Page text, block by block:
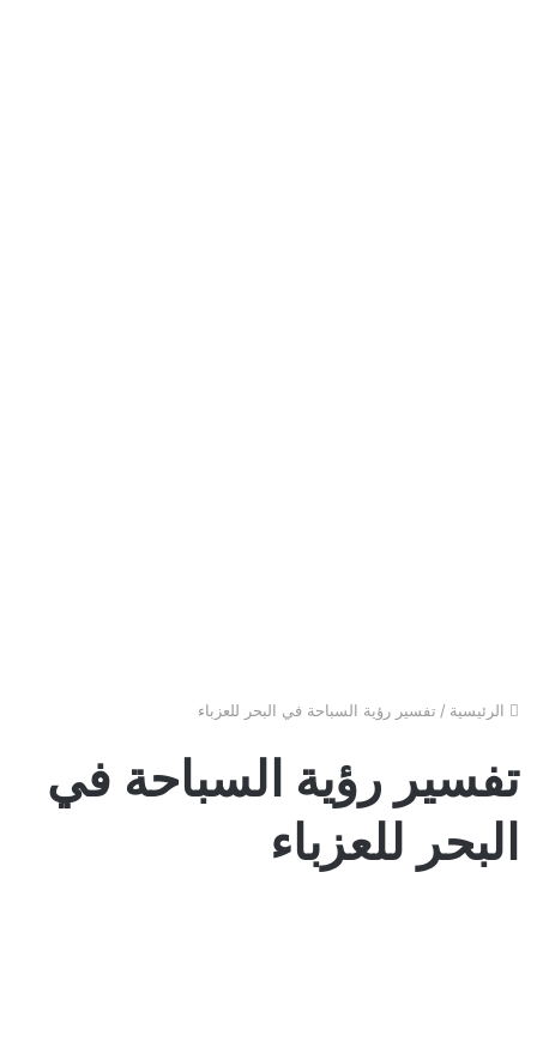
الرئيسية / تفسير رؤية السباحة في البحر للعزباء
تفسير رؤية السباحة في
البحر للعزباء